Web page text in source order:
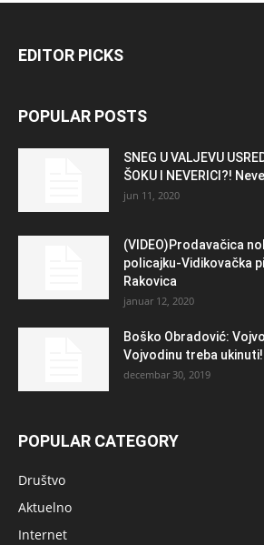
EDITOR PICKS
POPULAR POSTS
SNEG U VALJEVU
ŠOKU I NEVERICI?!
jun 11, 2020
(VIDEO)Prodavačica
policajku-Vidikovačka
Rakovica
januar 12, 2020
Boško Obradović:
Vojvodinu treba ukinuti!
decembar 30, 2019
POPULAR CATEGORY
Društvo
Aktuelno
Internet